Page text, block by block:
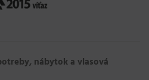
nábytok a vlasová